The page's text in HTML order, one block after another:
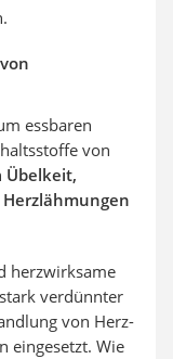
essbaren
von
Übelkeit,
herzwirksame
verdünnter
von Herz-
eingesetzt. Wie